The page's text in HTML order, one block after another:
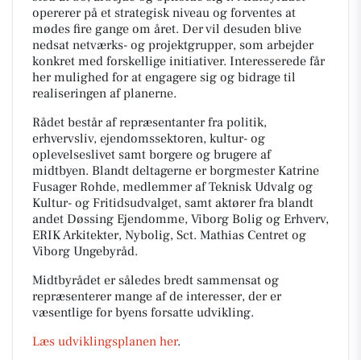
opererer på et strategisk niveau og forventes at
mødes fire gange om året. Der vil desuden blive
nedsat netværks- og projektgrupper, som arbejder
konkret med forskellige initiativer. Interesserede får
her mulighed for at engagere sig og bidrage til
realiseringen af planerne.
Rådet består af repræsentanter fra politik,
erhvervsliv, ejendomssektoren, kultur- og
oplevelseslivet samt borgere og brugere af
midtbyen. Blandt deltagerne er borgmester Katrine
Fusager Rohde, medlemmer af Teknisk Udvalg og
Kultur- og Fritidsudvalget, samt aktører fra blandt
andet Døssing Ejendomme, Viborg Bolig og Erhverv,
ERIK Arkitekter, Nybolig, Sct. Mathias Centret og
Viborg Ungebyråd.
Midtbyrådet er således bredt sammensat og
repræsenterer mange af de interesser, der er
væsentlige for byens forsatte udvikling.
Læs udviklingsplanen her.